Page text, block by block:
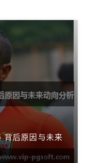
背后原因与未来